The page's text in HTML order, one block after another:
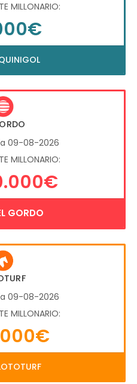
MILLONARIO:
09-08-2026
MILLONARIO:
GORDO
09-08-2026
MILLONARIO: